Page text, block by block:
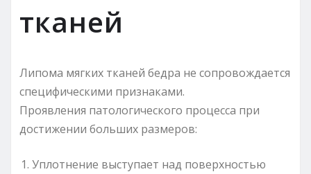
тканей
Липома мягких тканей бедра не сопровождается
специфическими признаками.
Проявления патологического процесса при
достижении больших размеров:
Уплотнение выступает над поверхностью